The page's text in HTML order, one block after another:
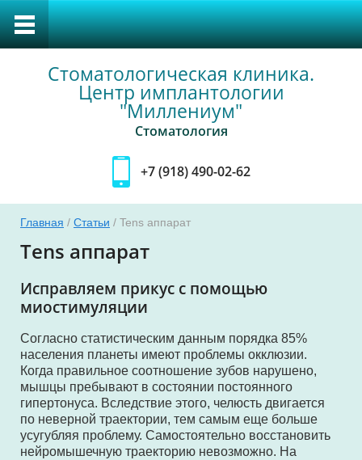
Стоматологическая клиника.
Центр имплантологии
"Миллениум"
Стоматология
+7 (918) 490-02-62
Главная / Статьи / Tens аппарат
Tens аппарат
Исправляем прикус с помощью
миостимуляции
Согласно статистическим данным порядка 85%
населения планеты имеют проблемы окклюзии.
Когда правильное соотношение зубов нарушено,
мышцы пребывают в состоянии постоянного
гипертонуса. Вследствие этого, челюсть двигается
по неверной траектории, тем самым еще больше
усугубляя проблему. Самостоятельно восстановить
нейромышечную траекторию невозможно. На